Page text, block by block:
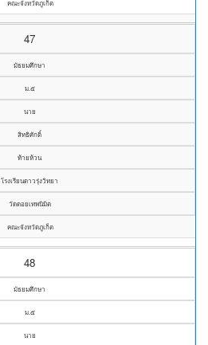
คณะจังหวัดภูเก็ต
47
มัธยมศึกษา
ม.๕
นาย
สิทธิศักดิ์
ท้ายห้วน
โรงเรียนดาวรุ่งวิทยา
วัดดอยเทพนิมิต
คณะจังหวัดภูเก็ต
48
มัธยมศึกษา
ม.๕
นาย